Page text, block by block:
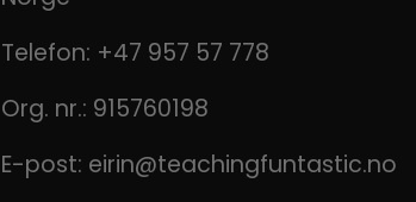
Telefon: +47 957 57 778
Org. nr.: 915760198
E-post: eirin@teachingfuntastic.no